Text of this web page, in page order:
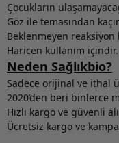
Çocukların
Göz ile temasından
Beklenmeyen reaksiyon
Haricen kullanım içindir.
Neden Sağlıkbio?
Sadece orijinal ve ithal
2020’den beri binlerce
Hızlı kargo ve güvenli
Ücretsiz kargo ve